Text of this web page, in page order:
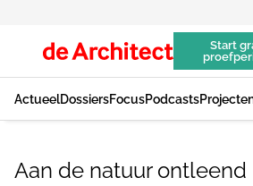
Start
ActueelDossiersFocusPodcasts
Aan de natuur ontleend